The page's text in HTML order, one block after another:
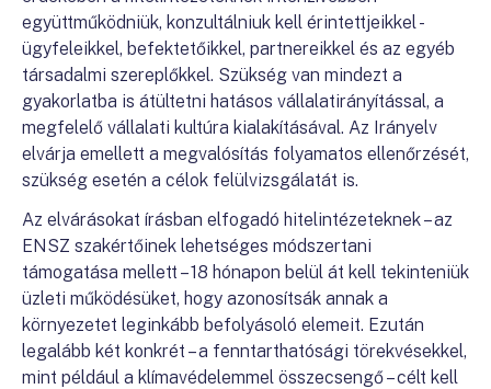
együttműködniük, konzultálniuk kell érintettjeikkel -
ügyfeleikkel, befektetőikkel, partnereikkel és az egyéb
társadalmi szereplőkkel. Szükség van mindezt a
gyakorlatba is átültetni hatásos vállalatirányítással, a
megfelelő vállalati kultúra kialakításával. Az Irányelv
elvárja emellett a megvalósítás folyamatos ellenőrzését,
szükség esetén a célok felülvizsgálatát is.
Az elvárásokat írásban elfogadó hitelintézeteknek – az
ENSZ szakértőinek lehetséges módszertani
támogatása mellett – 18 hónapon belül át kell tekinteniük
üzleti működésüket, hogy azonosítsák annak a
környezetet leginkább befolyásoló elemeit. Ezután
legalább két konkrét – a fenntarthatósági törekvésekkel,
mint például a klímavédelemmel összecsengő – célt kell